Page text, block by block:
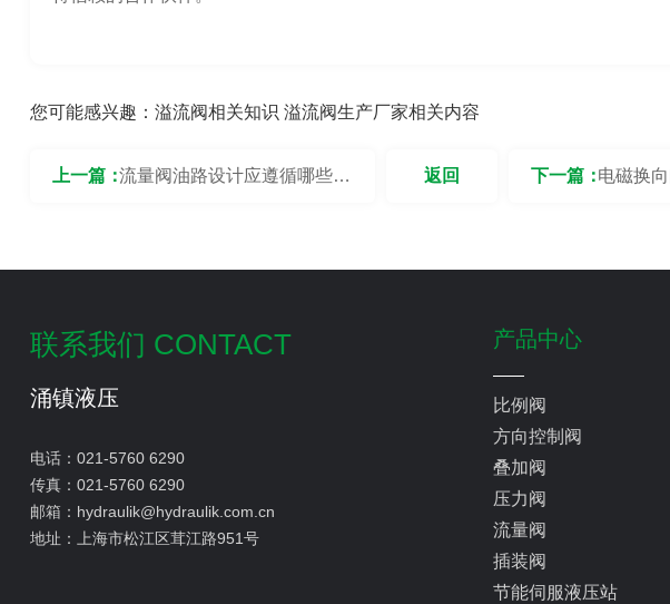
您可能感兴趣： 溢流阀相关知识 溢流阀生产厂家相关内容
上一篇：流量阀油路设计应遵循哪些原 下一篇：电磁换
返回
联系我们 CONTACT
涌镇液压
电话： 021-5760 6290
传真： 021-5760 6290
邮箱： hydraulik@hydraulik.com.cn
地址：
上海市松江区茸江路951号
产品中心
比例阀
方向控制阀
叠加阀
压力阀
流量阀
插装阀
节能伺服液压站